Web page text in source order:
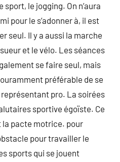
le jogging. On n’aura
pour le s’adonner à, il est
seul. Il y a aussi la marche
et le vélo. Les séances
se faire seul, mais
préférable de se
pro. La soirées
sportive égoïste. Ce
la pacte motrice. pour
pour travailler le
sports qui se jouent